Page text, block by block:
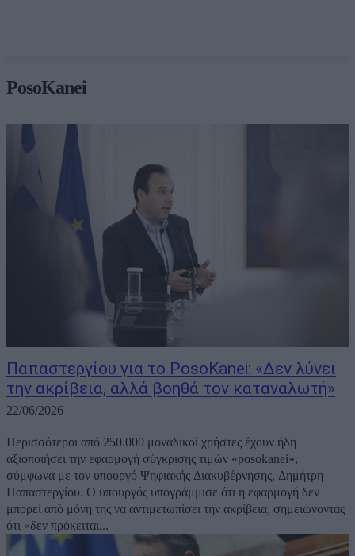
PosoKanei
Παπαστεργίου για το PosoKanei: «Δεν λύνει
την ακρίβεια, αλλά βοηθά τον καταναλωτή»
22/06/2026
Περισσότεροι από 250.000 μοναδικοί χρήστες έχουν ήδη
αξιοποιήσει την εφαρμογή σύγκρισης τιμών «posokanei»,
σύμφωνα με τον υπουργό Ψηφιακής Διακυβέρνησης, Δημήτρη
Παπαστεργίου. Ο υπουργός υπογράμμισε ότι η εφαρμογή δεν
μπορεί από μόνη της να αντιμετωπίσει την ακρίβεια, σημειώνοντας
ότι «δεν πρόκειται...